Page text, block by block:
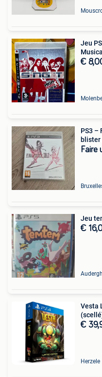
Jeu
€
PS3 –
blister
Faire
Jeu
€
Vesta
€
Herzele